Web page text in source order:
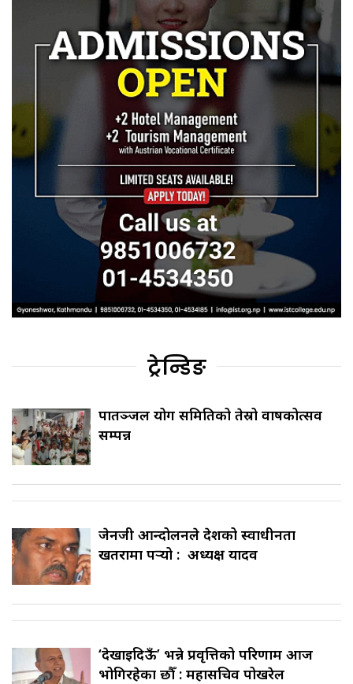
ट्रेन्डिङ
पातञ्जल योग समितिको तेस्रो वार्षिकोत्सव
सम्पन्न
जेनजी आन्दोलनले देशको स्वाधीनता
खतरामा पर्‍यो : अध्यक्ष यादव
‘देखाइदिऊँ’ भन्ने प्रवृत्तिको परिणाम आज
भोगिरहेका छौँ : महासचिव पोखरेल